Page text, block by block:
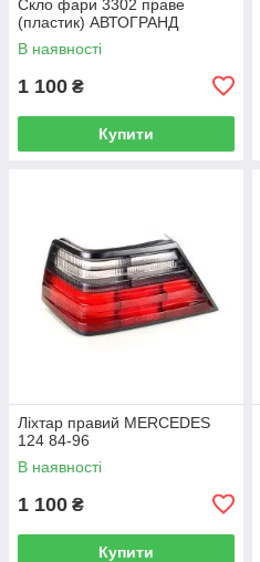
Скло фари 3302 праве
(пластик) АВТОГРАНД
В наявності
1 100 ₴
Купити
Ліхтар правий MERCEDES
124 84-96
В наявності
1 100 ₴
Купити